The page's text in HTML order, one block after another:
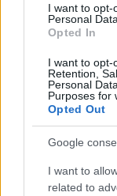
I want to opt-
Personal
Opted In
I want to opt-
Retention,
Personal
Purposes for
Opted Out
Google
I want to
related to
Ο open-source
στην κοινότητα
ανάπτυξη,
δεν θα
χρησιμοποιείτε
σας, τότε το
ξανά κάποια